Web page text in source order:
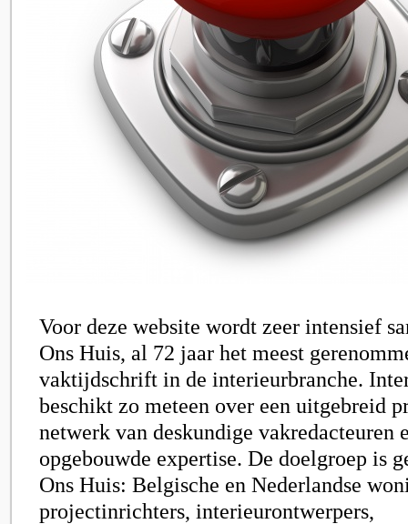
Voor deze website wordt zeer intensief
Ons Huis, al 72 jaar het meest
vaktijdschrift in de interieurbranche.
beschikt zo meteen over een uitgebreid
netwerk van deskundige vakredacteuren
opgebouwde expertise. De doelgroep is
Ons Huis: Belgische en Nederlandse
projectinrichters, interieurontwerpers,